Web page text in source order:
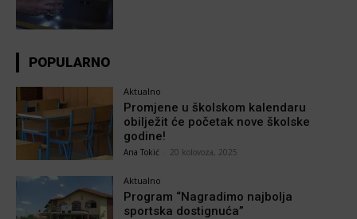
POPULARNO
Aktualno
Promjene u školskom kalendaru
obilježit će početak nove školske
godine!
Ana Tokić 20 kolovoza, 2025
Aktualno
Program “Nagradimo najbolja
sportska dostignuća”